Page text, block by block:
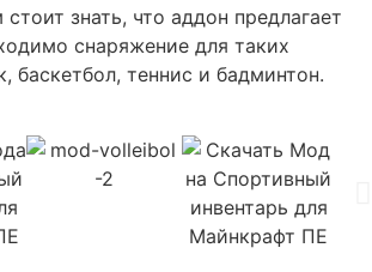
стоит знать, что аддон предлагает
снаряжение для таких
баскетбол, теннис и бадминтон.